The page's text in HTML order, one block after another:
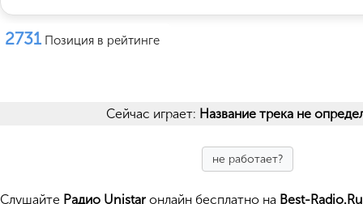
2731 Позиция в рейтинге
Сейчас играет: Название трека не
не работает?
Cлушайте Радио Unistar онлайн бесплатно на Best-Radio.Ru